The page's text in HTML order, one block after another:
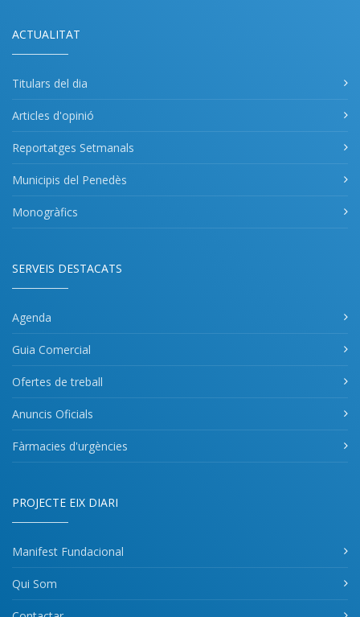
ACTUALITAT
Titulars del dia
Articles d'opinió
Reportatges Setmanals
Municipis del Penedès
Monogràfics
SERVEIS DESTACATS
Agenda
Guia Comercial
Ofertes de treball
Anuncis Oficials
Fàrmacies d'urgències
PROJECTE EIX DIARI
Manifest Fundacional
Qui Som